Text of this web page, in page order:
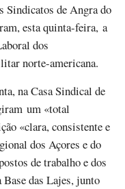
Sindicatos de Angra do
esta quinta-feira, a
dos
norte-americana.
na Casa Sindical de
um «total
«clara, consistente e
dos Açores e do
de trabalho e dos
das Lajes, junto